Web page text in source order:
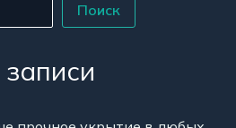
Поиск